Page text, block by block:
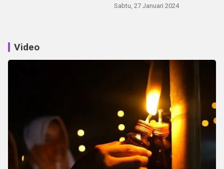
Sabtu, 27 Januari 2024
Video